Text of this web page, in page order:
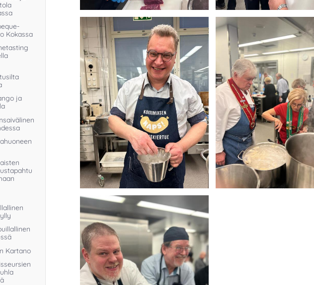
Kokassa
ja
Kartano